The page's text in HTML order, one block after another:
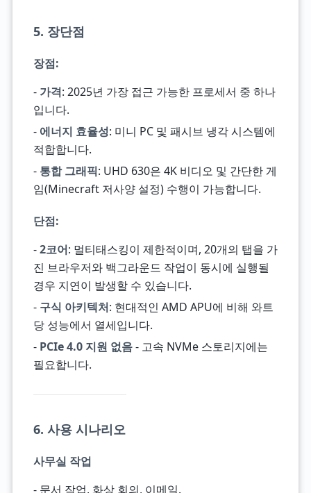
5. 장단점
장점:
- 가격: 2025년 가장 접근 가능한 프로세서 중 하나
입니다.
- 에너지 효율성: 미니 PC 및 패시브 냉각 시스템에
적합합니다.
- 통합 그래픽: UHD 630은 4K 비디오 및 간단한 게
임(Minecraft 저사양 설정) 수행이 가능합니다.
단점:
-2코어: 멀티태스킹이 제한적이며, 20개의 탭을 가
진 브라우저와 백그라운드 작업이 동시에 실행될
경우 지연이 발생할 수 있습니다.
- 구식 아키텍처: 현대적인 AMD APU에 비해 와트
당 성능에서 열세입니다.
- PCIe 4.0 지원 없음- 고속 NVMe 스토리지에는
필요합니다.
6. 사용 시나리오
사무실 작업
- 문서 작업, 화상 회의, 이메일.